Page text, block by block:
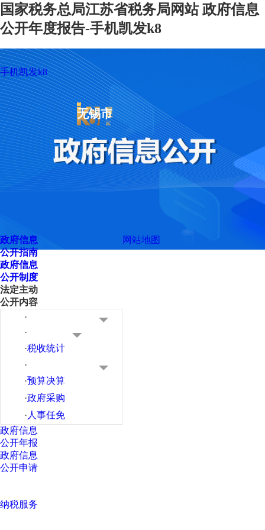
国家税务总局江苏省税务局网站 政府信息
公开年度报告-手机凯发k8
手机凯发k8
无锡市
政府信息
公开指南
政府信息
公开制度
法定主动
公开内容
·
·
·税收统计
·
·预算决算
·政府采购
· 人事任免
政府信息
公开年报
政府信息
公开申请
纳税服务
网站地图